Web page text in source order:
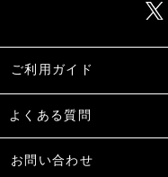
ご利用ガイド
よくある質問
お問い合わせ